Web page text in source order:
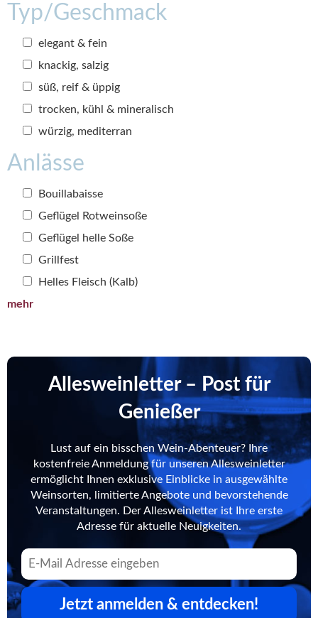
Typ/Geschmack
elegant & fein
knackig, salzig
süß, reif & üppig
trocken, kühl & mineralisch
würzig, mediterran
Anlässe
Bouillabaisse
Geflügel Rotweinsoße
Geflügel helle Soße
Grillfest
Helles Fleisch (Kalb)
mehr
Allesweinletter – Post für
Genießer
Lust auf ein bisschen Wein-Abenteuer? Ihre
kostenfreie Anmeldung für unseren Allesweinletter
ermöglicht Ihnen exklusive Einblicke in ausgewählte
Weinsorten, limitierte Angebote und bevorstehende
Veranstaltungen. Der Allesweinletter ist Ihre erste
Adresse für aktuelle Neuigkeiten.
Jetzt anmelden & entdecken!